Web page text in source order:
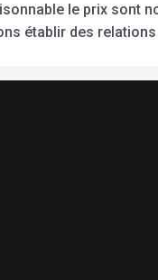
le prix sont
établir des